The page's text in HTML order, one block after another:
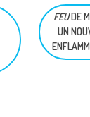
FEUDE
UN